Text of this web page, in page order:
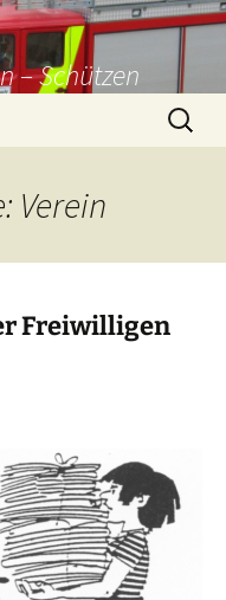
– Schützen
Suchen
nach:
Verein
Freiwilligen